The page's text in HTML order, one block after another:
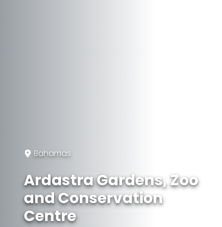
Bahamas
Ardastra Gardens, Zoo
and Conservation
Centre